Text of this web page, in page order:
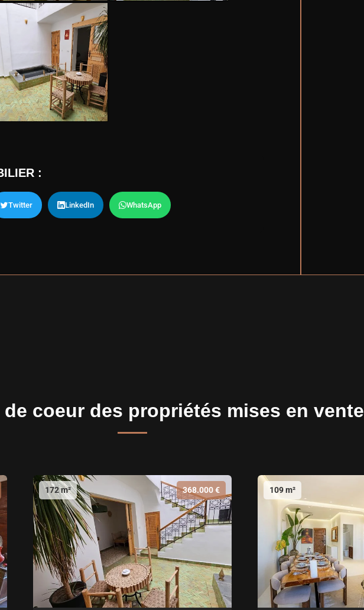
:
Twitter LinkedIn WhatsApp
coeur des propriétés mises en vente
172 m² 368.000 € 109 m²